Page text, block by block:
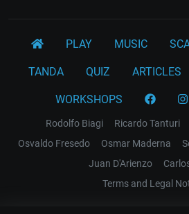
PLAY MUSIC
TANDA QUIZ ARTICLES
WORKSHOPS
Rodolfo Biagi Ricardo Tanturi
Osvaldo Fresedo
Osmar Maderna
Juan D'Arienzo
Terms and Legal